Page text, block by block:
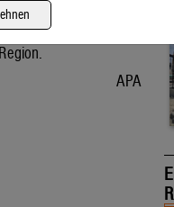
wegen der Hoffnung
Seitdem warten
APA